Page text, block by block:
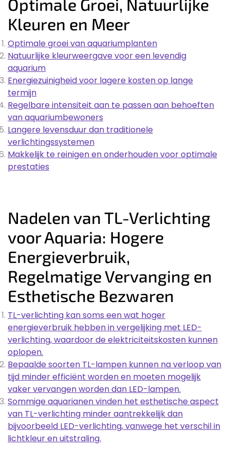
Kleuren en Meer
Optimale groei van aquariumplanten
Natuurlijke kleurweergave voor een levendig
aquarium
Energiezuinigheid voor lagere kosten op lange
termijn
Regelbare intensiteit aan te passen aan behoeften
van aquariumbewoners
Langere levensduur dan traditionele
verlichtingssystemen
Makkelijk te reinigen en onderhouden voor optimale
prestaties
Nadelen van TL-Verlichting
voor Aquaria: Hogere
Energieverbruik,
Regelmatige Vervanging en
Esthetische Bezwaren
TL-verlichting kan soms een wat hoger
energieverbruik hebben in vergelijking met LED-
verlichting, waardoor de elektriciteitskosten kunnen
oplopen.
Bepaalde soorten TL-lampen kunnen na verloop van
tijd minder efficiënt worden en moeten mogelijk
vaker vervangen worden dan LED-lampen.
Sommige aquarianen vinden het esthetische aspect
van TL-verlichting minder aantrekkelijk dan
bijvoorbeeld LED-verlichting, vanwege het verschil in
lichtkleur en uitstraling.